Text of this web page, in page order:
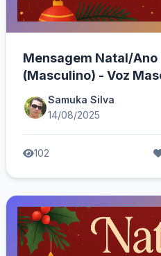
Mensagem Natal/Ano
(Masculino) - Voz
Samuka Silva
14/08/2025
102